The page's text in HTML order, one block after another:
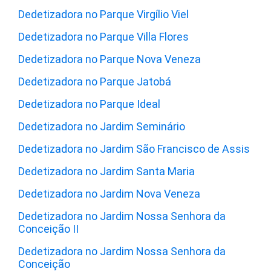
Dedetizadora no Parque Virgílio Viel
Dedetizadora no Parque Villa Flores
Dedetizadora no Parque Nova Veneza
Dedetizadora no Parque Jatobá
Dedetizadora no Parque Ideal
Dedetizadora no Jardim Seminário
Dedetizadora no Jardim São Francisco de Assis
Dedetizadora no Jardim Santa Maria
Dedetizadora no Jardim Nova Veneza
Dedetizadora no Jardim Nossa Senhora da
Conceição II
Dedetizadora no Jardim Nossa Senhora da
Conceição